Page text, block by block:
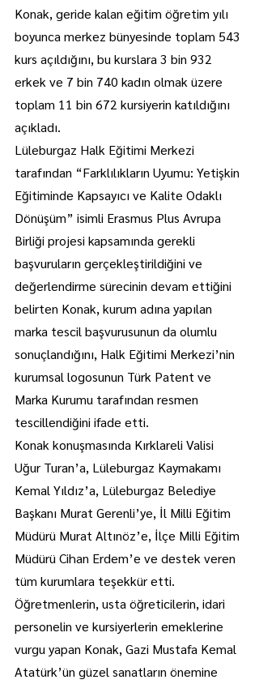
Konak, geride kalan eğitim öğretim yılı
boyunca merkez bünyesinde toplam 543
kurs açıldığını, bu kurslara 3 bin 932
erkek ve 7 bin 740 kadın olmak üzere
toplam 11 bin 672 kursiyerin katıldığını
açıkladı.
Lüleburgaz Halk Eğitimi Merkezi
tarafından “Farklılıkların Uyumu: Yetişkin
Eğitiminde Kapsayıcı ve Kalite Odaklı
Dönüşüm” isimli Erasmus Plus Avrupa
Birliği projesi kapsamında gerekli
başvuruların gerçekleştirildiğini ve
değerlendirme sürecinin devam ettiğini
belirten Konak, kurum adına yapılan
marka tescil başvurusunun da olumlu
sonuçlandığını, Halk Eğitimi Merkezi’nin
kurumsal logosunun Türk Patent ve
Marka Kurumu tarafından resmen
tescillendiğini ifade etti.
Konak konuşmasında Kırklareli Valisi
Uğur Turan’a, Lüleburgaz Kaymakamı
Kemal Yıldız’a, Lüleburgaz Belediye
Başkanı Murat Gerenli’ye, İl Milli Eğitim
Müdürü Murat Altınöz’e, İlçe Milli Eğitim
Müdürü Cihan Erdem’e ve destek veren
tüm kurumlara teşekkür etti.
Öğretmenlerin, usta öğreticilerin, idari
personelin ve kursiyerlerin emeklerine
vurgu yapan Konak, Gazi Mustafa Kemal
Atatürk’ün güzel sanatların önemine